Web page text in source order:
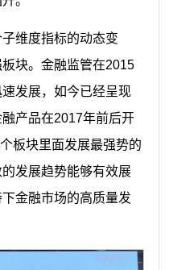
子维度指标的动态变
块。金融监管在2015
发展，如今已经呈现
产品在2017年前后开
板块里面发展最强势的
发展趋势能够有效展
金融市场的高质量发